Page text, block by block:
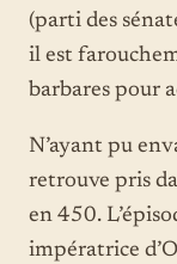
(parti des
il est
barbares pour
N’ayant pu
retrouve pris
en 450.
impératrice